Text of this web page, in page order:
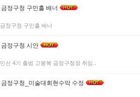
금정구청 구민홀 배너
금정구청 구민홀 배너
금정구청 시안
민선 4기 출범 고봉복 금정구청장 취임..
금정구청_미술대회현수막 수정